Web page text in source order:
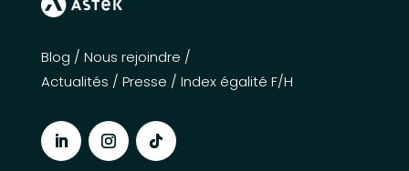
Blog / Nous rejoindre /
Actualités / Presse / Index égalité F/H